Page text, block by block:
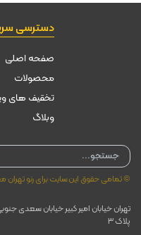
دسترسی
صفحه اصلی
محصولات
تخقیف های
وبلاگ
Products
search
© تمامی حقوق این سایت برای رنو
تهران خیابان امیر کبیر خیابان سعدی
پلاک ۳